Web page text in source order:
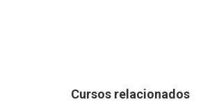
Cursos relacionados